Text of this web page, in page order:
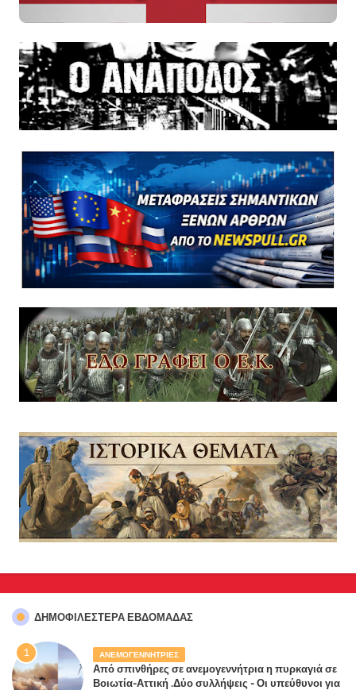
ΔΗΜΟΦΙΛΈΣΤΕΡΑ ΕΒΔΟΜΆΔΑΣ
ΑΝΕΜΟΓΕΝΝΗΤΡΙΕΣ
Από σπινθήρες σε ανεμογεννήτρια η πυρκαγιά σε
Βοιωτία-Αττική .Δύο συλλήψεις - Οι υπεύθυνοι για